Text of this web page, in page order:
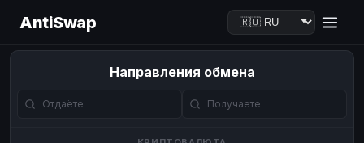
AntiSwap
Направления обмена